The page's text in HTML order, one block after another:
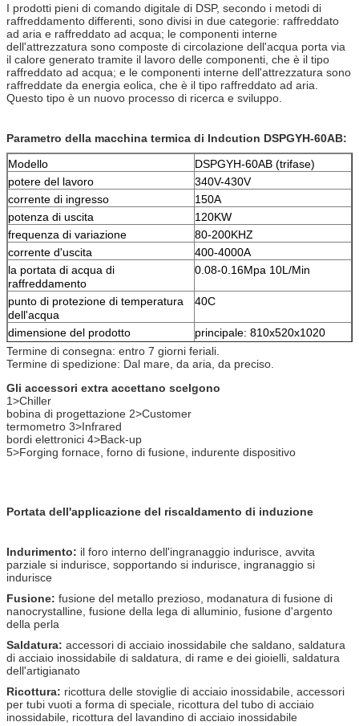
I prodotti pieni di comando digitale di DSP, secondo i metodi di
raffreddamento differenti, sono divisi in due categorie: raffreddato
ad aria e raffreddato ad acqua; le componenti interne
dell'attrezzatura sono composte di circolazione dell'acqua porta via
il calore generato tramite il lavoro delle componenti, che è il tipo
raffreddato ad acqua; e le componenti interne dell'attrezzatura sono
raffreddate da energia eolica, che è il tipo raffreddato ad aria.
Questo tipo è un nuovo processo di ricerca e sviluppo.
Parametro della macchina termica di Indcution DSPGYH-60AB:
Modello
DSPGYH-60AB (trifase)
potere del lavoro
340V-430V
corrente di ingresso
150A
potenza di uscita
120KW
frequenza di variazione
80-200KHZ
corrente d'uscita
400-4000A
la portata di acqua di
raffreddamento
0.08-0.16Mpa 10L/Min
punto di protezione di temperatura
dell'acqua
40C
dimensione del prodotto
principale: 810x520x1020
millimetro
trasformatore: 490x260x370
peso netto
principale: 100kg
Termine di consegna: entro 7 giorni feriali.
Termine di spedizione: Dal mare, da aria, da preciso.
Gli accessori extra accettano scelgono
1>Chiller
bobina di progettazione 2>Customer
termometro 3>Infrared
bordi elettronici 4>Back-up
5>Forging fornace, forno di fusione, indurente dispositivo
Portata dell'applicazione del riscaldamento di induzione
Indurimento: il foro interno dell'ingranaggio indurisce, avvita
parziale si indurisce, sopportando si indurisce, ingranaggio si
indurisce
Fusione: fusione del metallo prezioso, modanatura di fusione di
nanocrystalline, fusione della lega di alluminio, fusione d'argento
della perla
Saldatura: accessori di acciaio inossidabile che saldano, saldatura
di acciaio inossidabile di saldatura, di rame e dei gioielli, saldatura
dell'artigianato
Ricottura: ricottura delle stoviglie di acciaio inossidabile, accessori
per tubi vuoti a forma di speciale, ricottura del tubo di acciaio
inossidabile, ricottura del lavandino di acciaio inossidabile